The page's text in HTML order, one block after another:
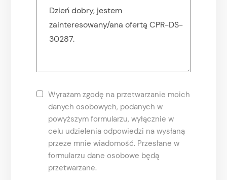
Wyrażam zgodę na przetwarzanie moich
danych osobowych, podanych w
powyższym formularzu, wyłącznie w
celu udzielenia odpowiedzi na wysłaną
przeze mnie wiadomość. Przesłane w
formularzu dane osobowe będą
przetwarzane.